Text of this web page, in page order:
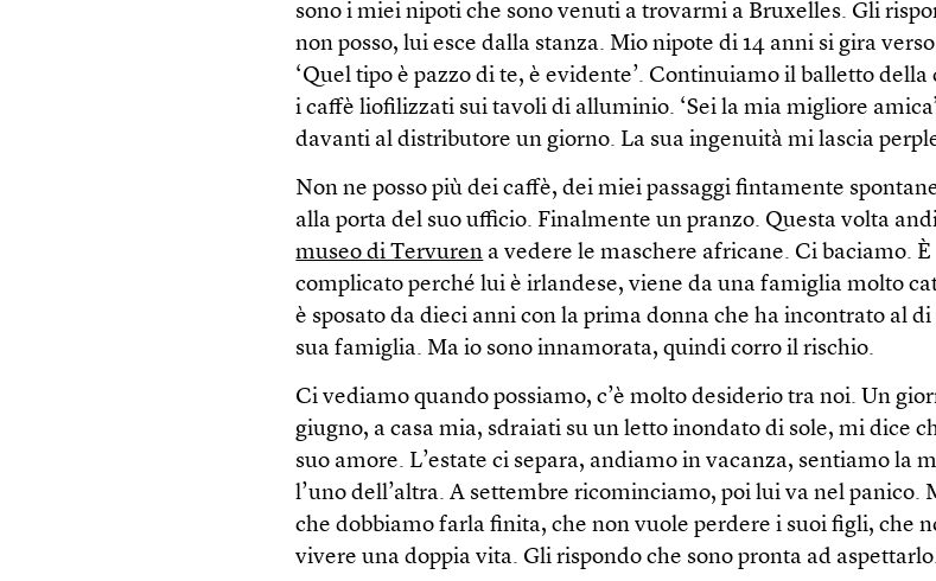
sono i miei nipoti che sono venuti a trovarmi a Bruxelles. Gli
non posso, lui esce dalla stanza. Mio nipote di 14 anni si gira
‘Quel tipo è pazzo di te, è evidente’. Continuiamo il balletto
i caffè liofilizzati sui tavoli di alluminio. ‘Sei la mia migliore
davanti al distributore un giorno. La sua ingenuità mi lascia
Non ne posso più dei caffè, dei miei passaggi fintamente
alla porta del suo ufficio. Finalmente un pranzo. Questa volta
museo di Tervuren a vedere le maschere africane. Ci baciamo. È
complicato perché lui è irlandese, viene da una famiglia molto
è sposato da dieci anni con la prima donna che ha incontrato al
sua famiglia. Ma io sono innamorata, quindi corro il rischio.
Ci vediamo quando possiamo, c’è molto desiderio tra noi. Un
giugno, a casa mia, sdraiati su un letto inondato di sole, mi dice
suo amore. L’estate ci separa, andiamo in vacanza, sentiamo la
l’uno dell’altra. A settembre ricominciamo, poi lui va nel panico.
che dobbiamo farla finita, che non vuole perdere i suoi figli, che
vivere una doppia vita. Gli rispondo che sono pronta ad